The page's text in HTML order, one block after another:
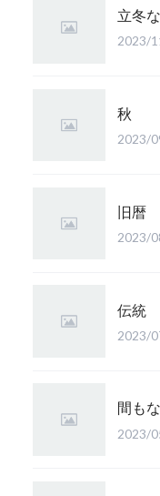
立冬
2023/
秋
2023/
旧暦
2023/
伝統
2023/
間も
2023/